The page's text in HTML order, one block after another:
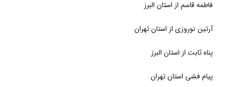
فاطمه قاسم از استان البرز
آرتین نوروزی از استان تهران
پناه ثابت از استان البرز
پیام فشی استان تهران